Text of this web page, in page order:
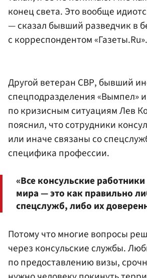
конец света. Это вообще
— сказал бывший разведчик в
с корреспондентом «Газеты.Ru».
Другой ветеран СВР, бывший
спецподразделения «Вымпел»
по кризисным ситуациям Лев
пояснил, что сотрудники
или иначе связаны со
специфика профессии.
«Все консульские работники
мира — это как правильно
спецслужб, либо их
Потому что многие вопросы
через консульские службы.
по предоставлению визы,